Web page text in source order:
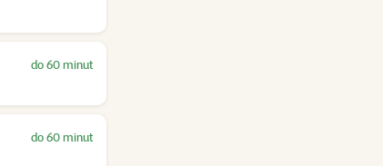
do 60 minut
do 60 minut